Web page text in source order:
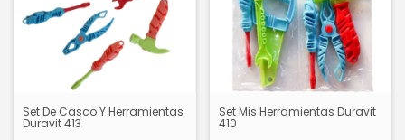
Set De Casco Y Herramientas
Duravit 413
Set Mis Herramientas Duravit
410